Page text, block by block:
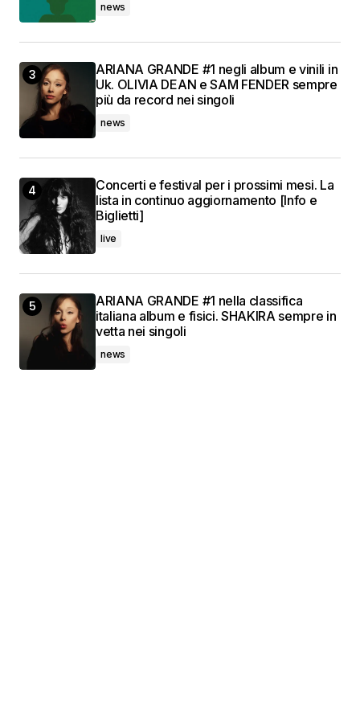
news
ARIANA GRANDE #1 negli album e vinili in
Uk. OLIVIA DEAN e SAM FENDER sempre
più da record nei singoli
news
Concerti e festival per i prossimi mesi. La
lista in continuo aggiornamento [Info e
Biglietti]
live
ARIANA GRANDE #1 nella classifica
italiana album e fisici. SHAKIRA sempre in
vetta nei singoli
news